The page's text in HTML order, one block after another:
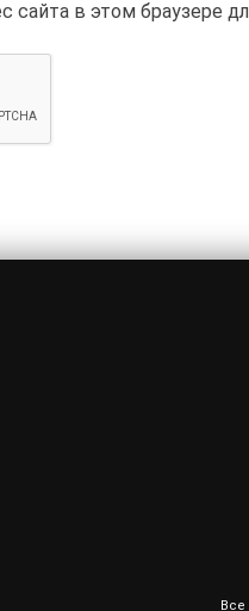
сайта в этом браузере